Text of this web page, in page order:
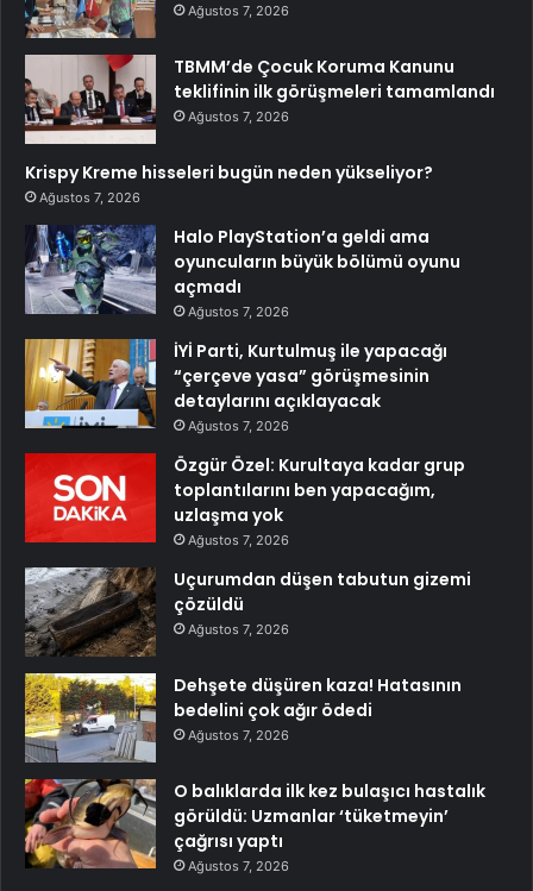
Ağustos 7, 2026
TBMM’de Çocuk Koruma Kanunu
teklifinin ilk görüşmeleri tamamlandı
Ağustos 7, 2026
Krispy Kreme hisseleri bugün neden yükseliyor?
Ağustos 7, 2026
Halo PlayStation’a geldi ama
oyuncuların büyük bölümü oyunu
açmadı
Ağustos 7, 2026
İYİ Parti, Kurtulmuş ile yapacağı
“çerçeve yasa” görüşmesinin
detaylarını açıklayacak
Ağustos 7, 2026
Özgür Özel: Kurultaya kadar grup
toplantılarını ben yapacağım,
uzlaşma yok
Ağustos 7, 2026
Uçurumdan düşen tabutun gizemi
çözüldü
Ağustos 7, 2026
Dehşete düşüren kaza! Hatasının
bedelini çok ağır ödedi
Ağustos 7, 2026
O balıklarda ilk kez bulaşıcı hastalık
görüldü: Uzmanlar ‘tüketmeyin’
çağrısı yaptı
Ağustos 7, 2026